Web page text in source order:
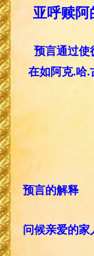
亚呼赎阿
预言通过使
在如阿克.哈
预言的解释
问候亲爱的家